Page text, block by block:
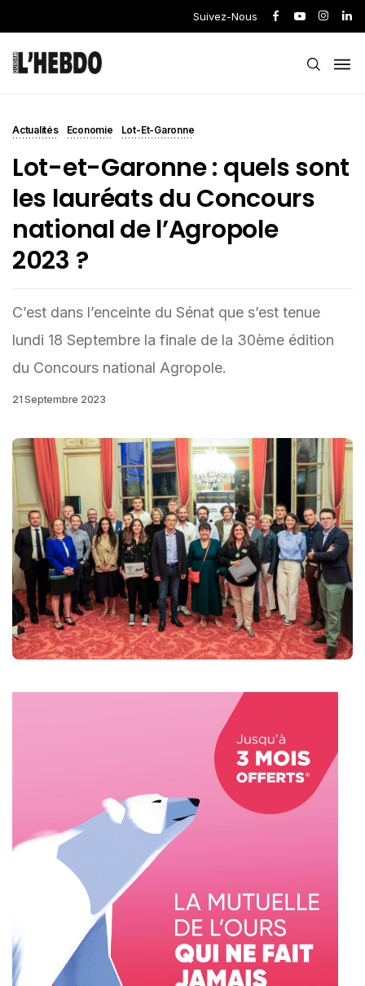
Suivez-Nous
Actualités Economie Lot-Et-Garonne
Lot-et-Garonne : quels sont
les lauréats du Concours
national de l’Agropole
2023 ?
C’est dans l’enceinte du Sénat que s’est tenue
lundi 18 Septembre la finale de la 30ème édition
du Concours national Agropole.
21 Septembre 2023